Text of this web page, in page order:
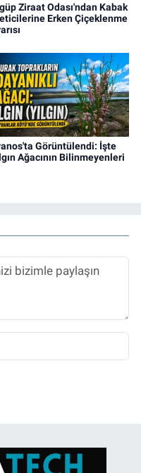
Ziraat Odası'ndan Kabak
Erken Çiçeklenme
Görüntülendi: İşte
Ağacının Bilinmeyenleri